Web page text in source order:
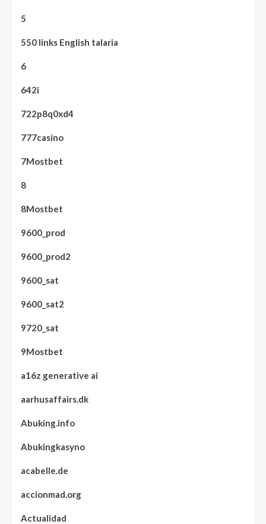
5
550 links English talaria
6
642i
722p8q0xd4
777casino
7Mostbet
8
8Mostbet
9600_prod
9600_prod2
9600_sat
9600_sat2
9720_sat
9Mostbet
a16z generative ai
aarhusaffairs.dk
Abuking.info
Abukingkasyno
acabelle.de
accionmad.org
Actualidad